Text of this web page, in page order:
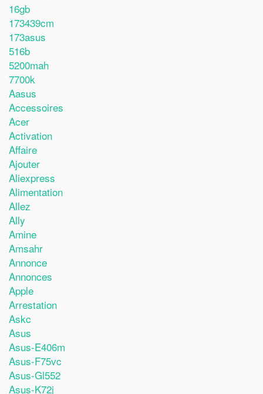
16gb
173439cm
173asus
516b
5200mah
7700k
Aasus
Accessoires
Acer
Activation
Affaire
Ajouter
Aliexpress
Alimentation
Allez
Ally
Amine
Amsahr
Annonce
Annonces
Apple
Arrestation
Askc
Asus
Asus-E406m
Asus-F75vc
Asus-Gl552
Asus-K72j